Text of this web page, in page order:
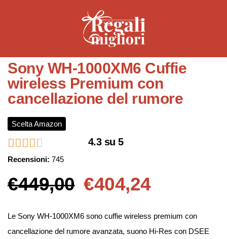
Sony WH-1000XM6 Cuffie
wireless Premium con
cancellazione del rumore
Scelta Amazon
Recensioni: 745
4.3 su 5
€449,00 €404,24
Le Sony WH-1000XM6 sono cuffie wireless premium con
cancellazione del rumore avanzata, suono Hi-Res con DSEE